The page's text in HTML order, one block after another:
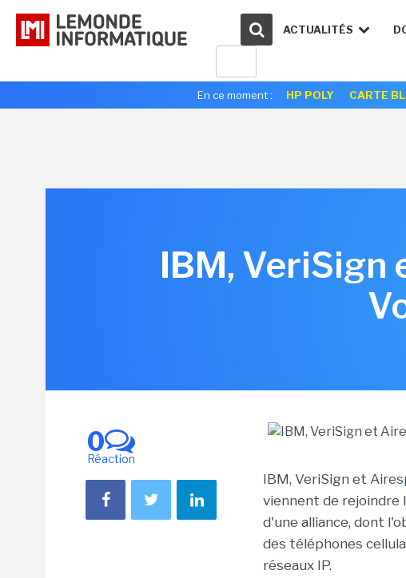
ACTUALITÉS
En ce moment : HP POLY CARTE
IBM, VeriSign
0
Réaction
IBM, VeriSign et
viennent de rejoindre
d'une alliance, dont
des téléphones
réseaux IP.